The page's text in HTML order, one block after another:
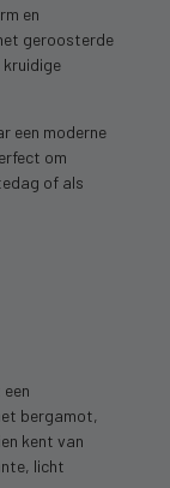
en
geroosterde
kruidige
een moderne
om
of als
bergamot,
kent van
licht